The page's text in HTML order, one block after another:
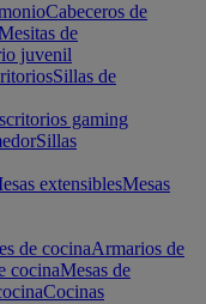
Cabeceros de
de
juvenil
Sillas de
gaming
Sillas
extensiblesMesas
de cocinaArmarios de
cocinaMesas de
Cocinas